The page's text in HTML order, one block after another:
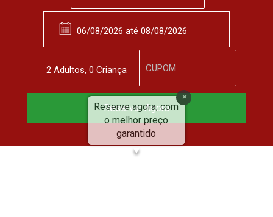
2 Adultos, 0 Criança
Reserve agora, com
o melhor preço
garantido
▼
Reservar Agora